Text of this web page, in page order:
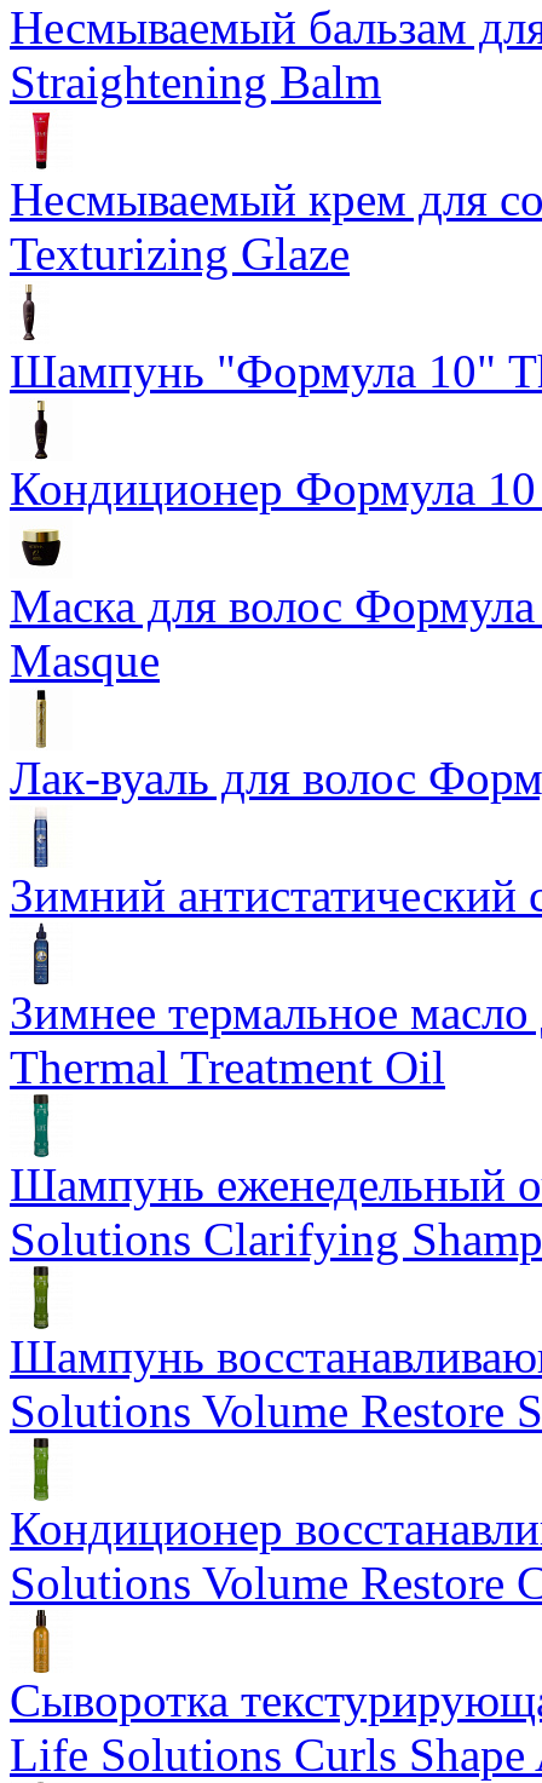
Несмываемый бальзам
Straightening Balm
Несмываемый крем для
Texturizing Glaze
Шампунь "Формула 10"
Кондиционер Формула
Маска для волос
Masque
Лак-вуаль для волос
Зимний
Зимнее термальное
Thermal Treatment Oil
Шампунь еженедельный
Solutions Clarifying
Шампунь
Solutions Volume Restore
Кондиционер
Solutions Volume Restore
Сыворотка
Life Solutions Curls